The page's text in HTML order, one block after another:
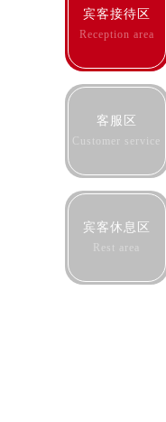
宾客接待区
Reception area
客服区
Customer service
宾客休息区
Rest area